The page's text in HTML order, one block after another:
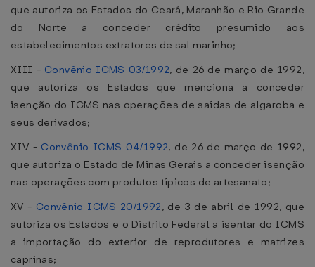
que autoriza os Estados do Ceará, Maranhão e Rio Grande
do Norte a conceder crédito presumido aos
estabelecimentos extratores de sal marinho;
XIII - Convênio ICMS 03/1992, de 26 de março de 1992,
que autoriza os Estados que menciona a conceder
isenção do ICMS nas operações de saídas de algaroba e
seus derivados;
XIV - Convênio ICMS 04/1992, de 26 de março de 1992,
que autoriza o Estado de Minas Gerais a conceder isenção
nas operações com produtos típicos de artesanato;
XV - Convênio ICMS 20/1992, de 3 de abril de 1992, que
autoriza os Estados e o Distrito Federal a isentar do ICMS
a importação do exterior de reprodutores e matrizes
caprinas;